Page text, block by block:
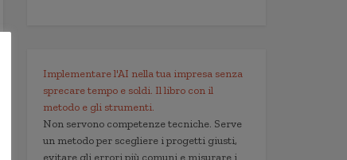
Implementare l'AI nella tua impresa senza
sprecare tempo e soldi. Il libro con il
metodo e gli strumenti.
Non servono competenze tecniche. Serve
un metodo per scegliere i progetti giusti,
evitare gli errori più comuni e misurare i